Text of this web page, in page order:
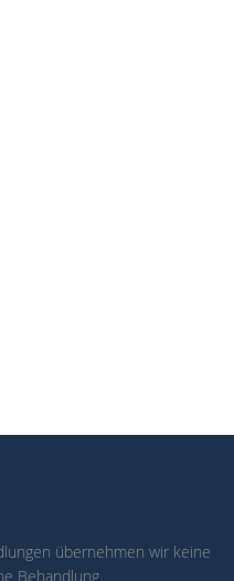
übernehmen wir keine
Behandlung